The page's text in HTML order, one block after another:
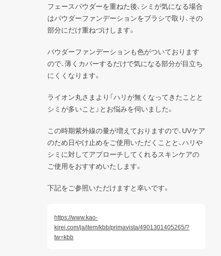
フェースパウダーを重ねた後、シミが気になる場合
はパウダーファンデーションをブラシで取り、その
部分にだけ重ねづけします。
パウダーファンデーションも色がついております
ので、薄くカバーするだけで気になる部分が目立ち
にくくなります。
ライオン丸さまより「ハリが無くなってきたことと
シミが多いこと」とお悩みを伺いました。
この時期紫外線の量が増えておりますので、UVケア
のため日やけ止めをご使用いただくことと、ハリや
シミに対してアプローチしてくれるスキンケアの
ご使用をおすすめいたします。
下記をご参照いただけますと幸いです。
https://www.kao-
kirei.com/ja/item/kbb/primavista/4901301405265/?
tw=kbb